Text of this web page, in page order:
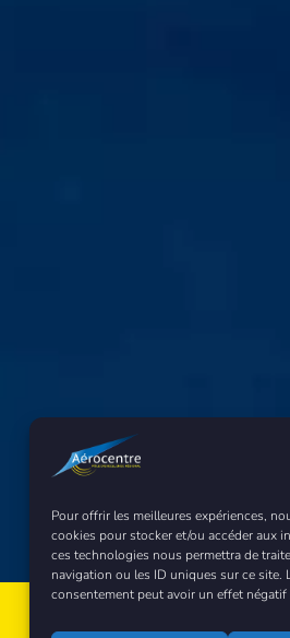
Pour offrir les meilleures expériences,
cookies pour stocker et/ou accéder aux
ces technologies nous permettra de
navigation ou les ID uniques sur ce site.
consentement peut avoir un effet